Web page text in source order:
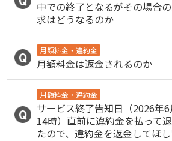
中での終了となるがその場合
求はどうなるのか
月額料金・違約金
月額料金は返金されるのか
月額料金・違約金
サービス終了告知日（2026年6
14時）直前に違約金を払って
たので、違約金を返金してほ